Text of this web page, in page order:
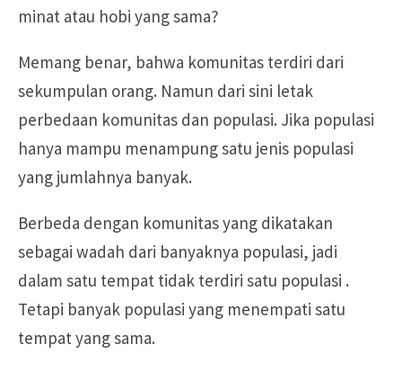
minat atau hobi yang sama?
Memang benar, bahwa komunitas terdiri dari
sekumpulan orang. Namun dari sini letak
perbedaan komunitas dan populasi. Jika populasi
hanya mampu menampung satu jenis populasi
yang jumlahnya banyak.
Berbeda dengan komunitas yang dikatakan
sebagai wadah dari banyaknya populasi, jadi
dalam satu tempat tidak terdiri satu populasi .
Tetapi banyak populasi yang menempati satu
tempat yang sama.